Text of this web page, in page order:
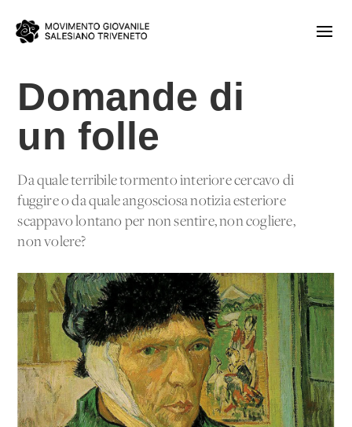
Domande di
un folle
Da quale terribile tormento interiore cercavo di
fuggire o da quale angosciosa notizia esteriore
scappavo lontano per non sentire, non cogliere,
non volere?